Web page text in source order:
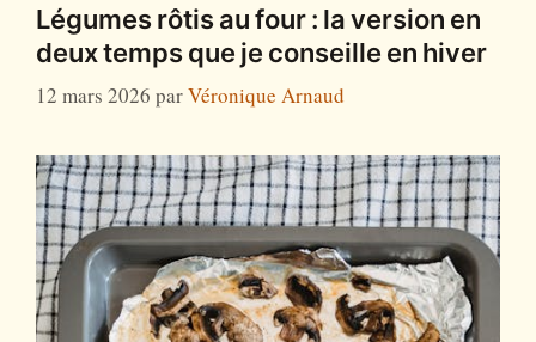
Légumes rôtis au four : la version en
deux temps que je conseille en hiver
12 mars 2026 parVéronique Arnaud